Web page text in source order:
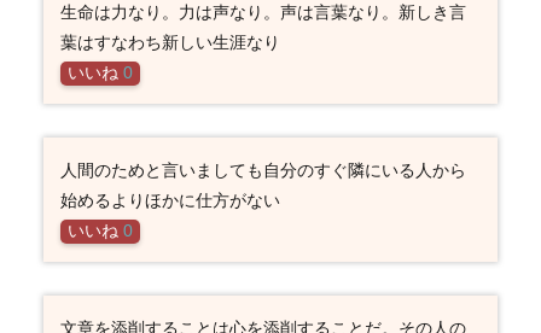
生命は力なり。力は声なり。声は言葉なり。新しき言
葉はすなわち新しい生涯なり
いいね 0
人間のためと言いましても自分のすぐ隣にいる人から
始めるよりほかに仕方がない
いいね 0
文章を添削することは心を添削することだ。その人の